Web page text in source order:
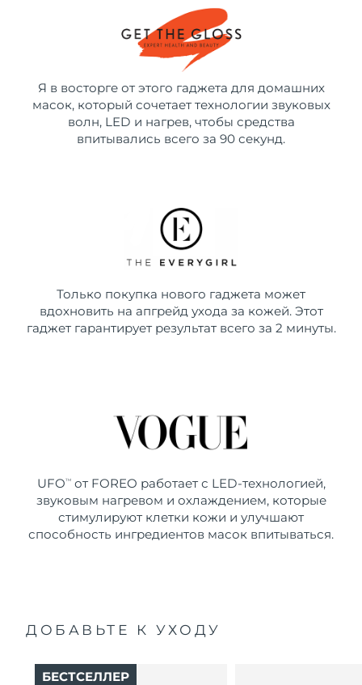
Я в восторге от этого гаджета для домашних
масок, который сочетает технологии звуковых
волн, LED и нагрев, чтобы средства
впитывались всего за 90 секунд.
Только покупка нового гаджета может
вдохновить на апгрейд ухода за кожей. Этот
гаджет гарантирует результат всего за 2 минуты.
UFO TMот FOREO работает с LED-технологией,
звуковым нагревом и охлаждением, которые
стимулируют клетки кожи и улучшают
способность ингредиентов масок впитываться.
ДОБАВЬТЕ К УХОДУ
БЕСТСЕЛЛЕР